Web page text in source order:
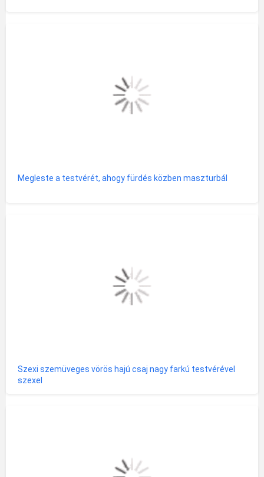
Megleste a testvérét, ahogy fürdés közben maszturbál
Szexi szemüveges vörös hajú csaj nagy farkú testvérével
szexel